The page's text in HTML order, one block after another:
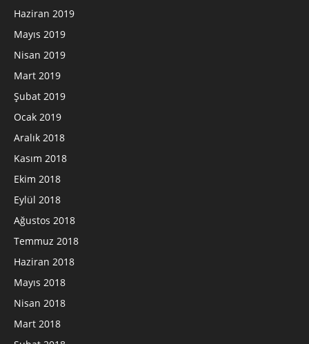
Haziran 2019
Mayıs 2019
Nisan 2019
Mart 2019
Şubat 2019
Ocak 2019
Aralık 2018
Kasım 2018
Ekim 2018
Eylül 2018
Ağustos 2018
Temmuz 2018
Haziran 2018
Mayıs 2018
Nisan 2018
Mart 2018